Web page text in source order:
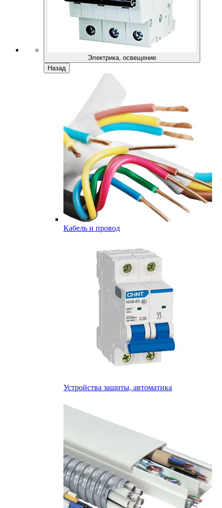
Электрика, освещение
Назад
Кабель и провод
Устройства защиты, автоматика